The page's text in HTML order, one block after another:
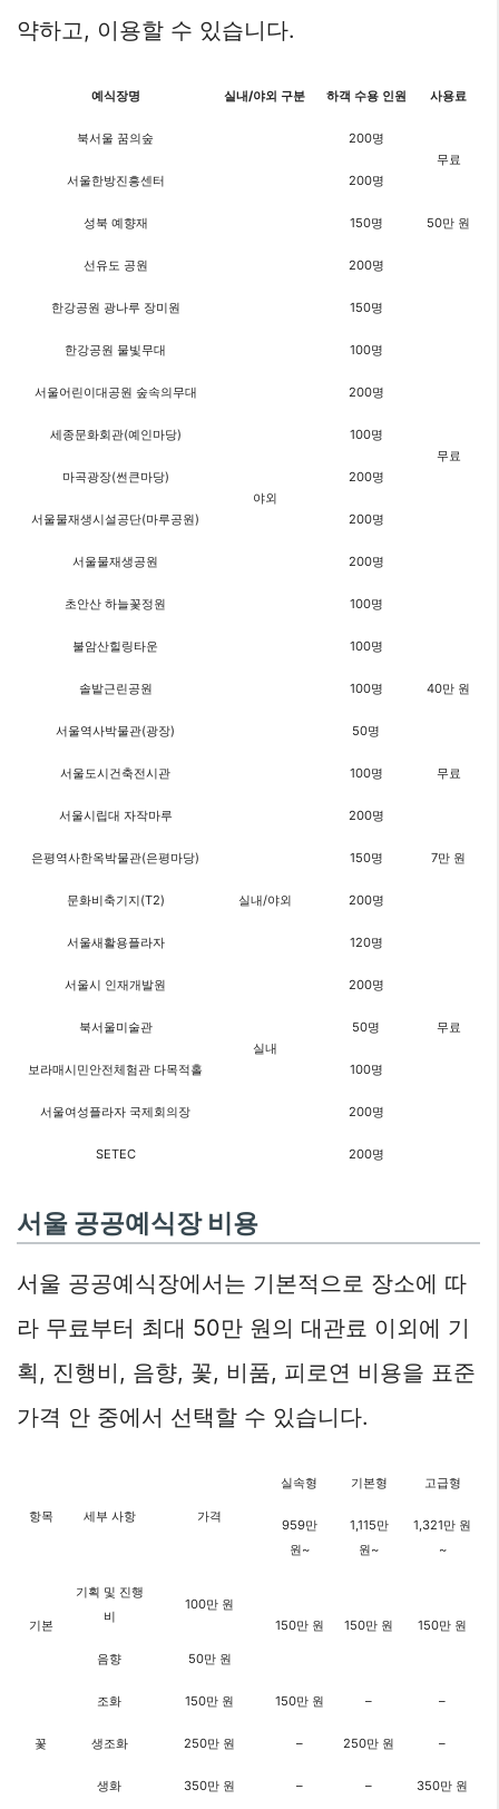
약하고, 이용할 수 있습니다.
예식장명 실내/야외 구분 하객 수용 인원 사용료
북서울 꿈의숲
야외
200명
무료
서울한방진흥센터
200명
성북 예향재 150명 50만 원
선유도 공원 200명
무료
한강공원 광나루 장미원 150명
한강공원 물빛무대 100명
서울어린이대공원 숲속의무대 200명
세종문화회관(예인마당) 100명
마곡광장(썬큰마당) 200명
서울물재생시설공단(마루공원) 200명
서울물재생공원 200명
초안산 하늘꽃정원 100명
불암산힐링타운 100명
솔밭근린공원 100명 40만 원
서울역사박물관(광장) 50명
무료
서울도시건축전시관 100명
서울시립대 자작마루 200명
은평역사한옥박물관(은평마당) 150명 7만 원
문화비축기지(T2) 실내/야외 200명
무료
서울새활용플라자
실내
120명
서울시 인재개발원 200명
북서울미술관 50명
보라매시민안전체험관 다목적홀 100명
서울여성플라자 국제회의장 200명
SETEC 200명
서울 공공예식장 비용
서울 공공예식장에서는 기본적으로 장소에 따
라 무료부터 최대 50만 원의 대관료 이외에 기
획, 진행비, 음향, 꽃, 비품, 피로연 비용을 표준
가격 안 중에서 선택할 수 있습니다.
항목 세부 사항 가격
실속형 기본형 고급형
959만
원~
1,115만
원~
1,321만 원
~
기본
기획 및 진행
비
100만 원
150만 원
150만 원 150만 원
음향 50만 원
꽃
조화 150만 원 150만 원 – –
생조화 250만 원 – 250만 원 –
생화 350만 원 – – 350만 원